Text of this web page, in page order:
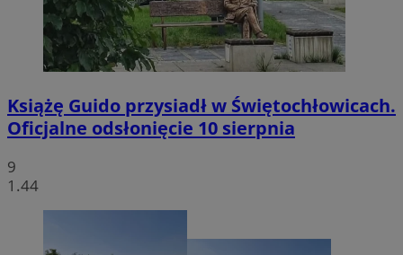
Książę Guido przysiadł w Świętochłowicach.
Oficjalne odsłonięcie 10 sierpnia
9
1.44